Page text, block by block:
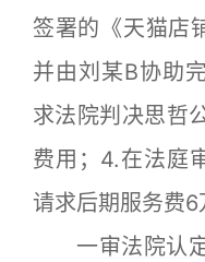
签署的《天猫店
并由刘某B协助
求法院判决思哲
费用；4.在法庭
请求后期服务费6
一审法院认定